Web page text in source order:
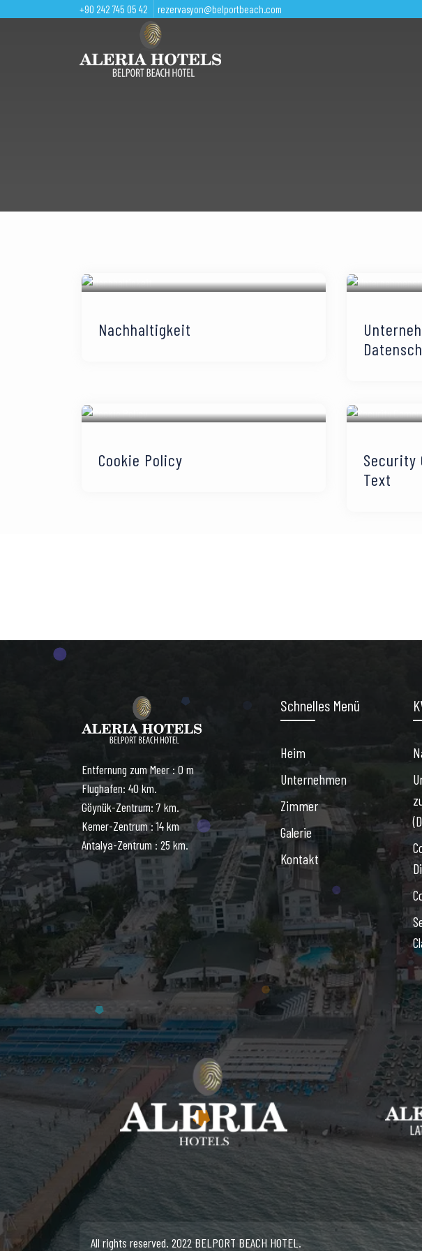
+90 242 745 05 42 rezervasyon@belportbeach.com
Nachhaltigkeit
Cookie Policy
Security
Text
Entfernung zum Meer : 0 m
Flughafen: 40 km.
Göynük-Zentrum: 7 km.
Kemer-Zentrum : 14 km
Antalya-Zentrum : 25 km.
Schnelles Menü
Heim
Unternehmen
Zimmer
Galerie
Kontakt
All rights reserved. 2022 BELPORT BEACH HOTEL.